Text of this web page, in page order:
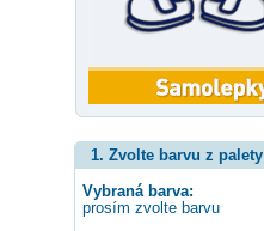
1. Zvolte barvu z palety
Vybraná barva:
prosím zvolte barvu